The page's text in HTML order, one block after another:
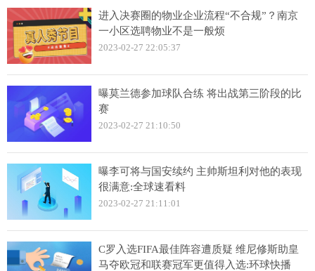
进入决赛圈的物业企业流程“不合规”？南京
一小区选聘物业不是一般烦
2023-02-27 22:05:37
曝莫兰德参加球队合练 将出战第三阶段的比
赛
2023-02-27 21:10:50
曝李可将与国安续约 主帅斯坦利对他的表现
很满意:全球速看料
2023-02-27 21:11:01
C罗入选FIFA最佳阵容遭质疑 维尼修斯助皇
马夺欧冠和联赛冠军更值得入选:环球快播